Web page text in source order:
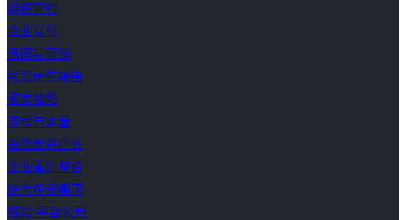
组织管控
企业文化
品牌与营销
投资研究报告
资本战略
流程与运营
战略新兴产业
企业重组整合
综合投资集团
城投/平台公司